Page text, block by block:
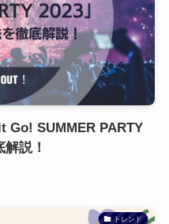
Go! SUMMER PARTY
説！
トレンド